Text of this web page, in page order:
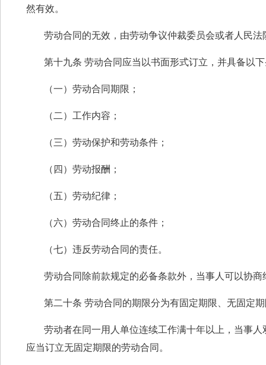
然有效。
劳动合同的无效，由劳动争议仲裁委员会或者人民法
第十九条 劳动合同应当以书面形式订立，并具备以
（一）劳动合同期限；
（二）工作内容；
（三）劳动保护和劳动条件；
（四）劳动报酬；
（五）劳动纪律；
（六）劳动合同终止的条件；
（七）违反劳动合同的责任。
劳动合同除前款规定的必备条款外，当事人可以协商
第二十条 劳动合同的期限分为有固定期限、无固定
劳动者在同一用人单位连续工作满十年以上，当事
应当订立无固定期限的劳动合同。